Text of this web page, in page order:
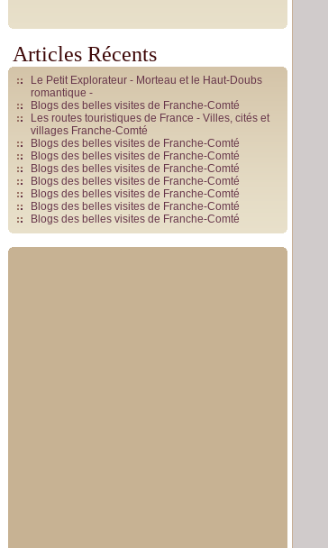
Articles Récents
Le Petit Explorateur - Morteau et le Haut-Doubs
romantique -
Blogs des belles visites de Franche-Comté
Les routes touristiques de France - Villes, cités et
villages Franche-Comté
Blogs des belles visites de Franche-Comté
Blogs des belles visites de Franche-Comté
Blogs des belles visites de Franche-Comté
Blogs des belles visites de Franche-Comté
Blogs des belles visites de Franche-Comté
Blogs des belles visites de Franche-Comté
Blogs des belles visites de Franche-Comté